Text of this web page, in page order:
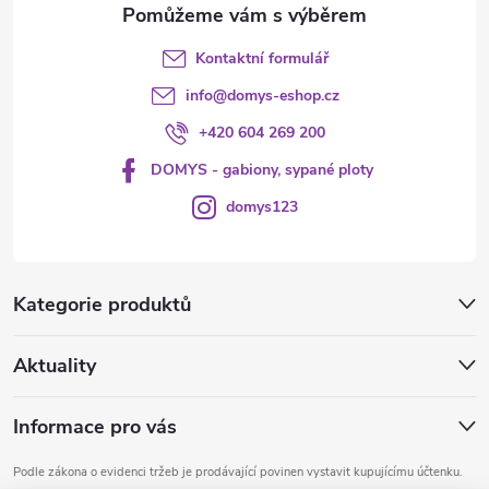
Kategorie produktů
Aktuality
Informace pro vás
Podle zákona o evidenci tržeb je prodávající povinen vystavit kupujícímu účtenku.
Kontaktní formulář
info@domys-eshop.cz
+420 604 269 200
DOMYS - gabiony, sypané ploty
domys123